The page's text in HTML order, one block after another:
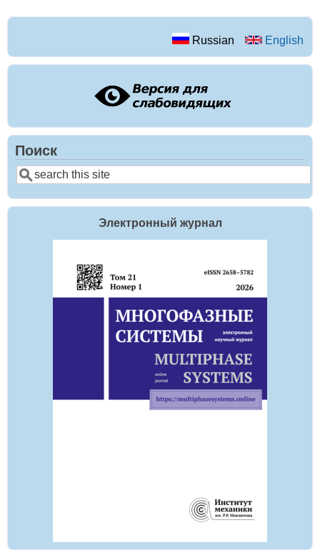
Russian English
Поиск
Поиск
Электронный журнал